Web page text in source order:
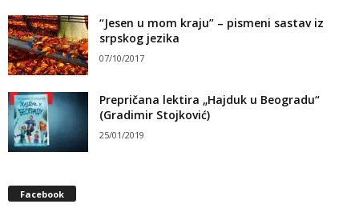
“Jesen u mom kraju” – pismeni sastav iz
srpskog jezika
07/10/2017
Prepričana lektira „Hajduk u Beogradu“
(Gradimir Stojković)
25/01/2019
Facebook